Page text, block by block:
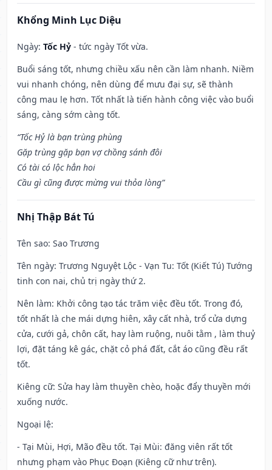
Khổng Minh Lục Diệu
Ngày: Tốc Hỷ - tức ngày Tốt vừa.
Buổi sáng tốt, nhưng chiều xấu nên cần làm nhanh. Niềm
vui nhanh chóng, nên dùng để mưu đại sự, sẽ thành
công mau lẹ hơn. Tốt nhất là tiến hành công việc vào buổi
sáng, càng sớm càng tốt.
“Tốc Hỷ là bạn trùng phùng
Gặp trùng gặp bạn vợ chồng sánh đôi
Có tài có lộc hẳn hoi
Cầu gì cũng được mừng vui thỏa lòng”
Nhị Thập Bát Tú
Tên sao: Sao Trương
Tên ngày: Trương Nguyệt Lộc - Vạn Tu: Tốt (Kiết Tú) Tướng
tinh con nai, chủ trị ngày thứ 2.
Nên làm: Khởi công tạo tác trăm việc đều tốt. Trong đó,
tốt nhất là che mái dựng hiên, xây cất nhà, trổ cửa dựng
cửa, cưới gả, chôn cất, hay làm ruộng, nuôi tằm , làm thuỷ
lợi, đặt táng kê gác, chặt cỏ phá đất, cắt áo cũng đều rất
tốt.
Kiêng cữ: Sửa hay làm thuyền chèo, hoặc đẩy thuyền mới
xuống nước.
Ngoại lệ:
- Tại Mùi, Hợi, Mão đều tốt. Tại Mùi: đăng viên rất tốt
nhưng phạm vào Phục Đoạn (Kiêng cữ như trên).